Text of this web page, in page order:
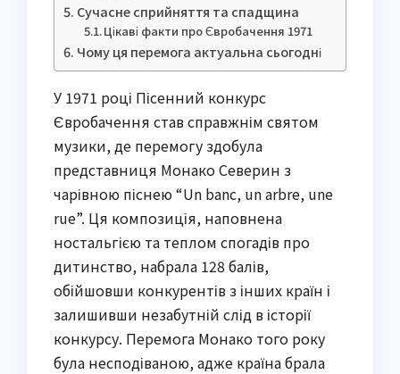
Сучасне сприйняття та спадщина
Цікаві факти про Євробачення 1971
Чому ця перемога актуальна сьогодні
У 1971 році Пісенний конкурс
Євробачення став справжнім святом
музики, де перемогу здобула
представниця Монако Северин з
чарівною піснею “Un banc, un arbre, une
rue”. Ця композиція, наповнена
ностальгією та теплом спогадів про
дитинство, набрала 128 балів,
обійшовши конкурентів з інших країн і
залишивши незабутній слід в історії
конкурсу. Перемога Монако того року
була несподіваною, адже країна брала